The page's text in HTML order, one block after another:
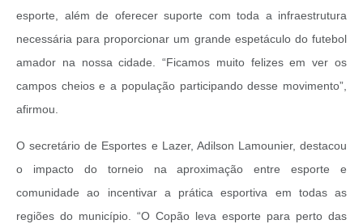
esporte, além de oferecer suporte com toda a infraestrutura
necessária para proporcionar um grande espetáculo do futebol
amador na nossa cidade. “Ficamos muito felizes em ver os
campos cheios e a população participando desse movimento”,
afirmou.
O secretário de Esportes e Lazer, Adilson Lamounier, destacou
o impacto do torneio na aproximação entre esporte e
comunidade ao incentivar a prática esportiva em todas as
regiões do município. “O Copão leva esporte para perto das